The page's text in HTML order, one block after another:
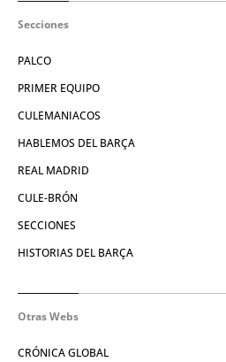
Secciones
PALCO
PRIMER EQUIPO
CULEMANIACOS
HABLEMOS DEL BARÇA
REAL MADRID
CULE-BRÓN
SECCIONES
HISTORIAS DEL BARÇA
Otras Webs
CRÓNICA GLOBAL